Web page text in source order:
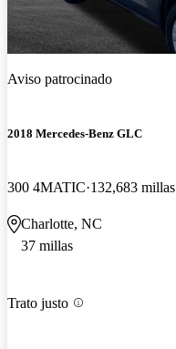
Aviso patrocinado
2018 Mercedes-Benz GLC
300 4MATIC 132,683 millas
Charlotte, NC
37 millas
Trato justo